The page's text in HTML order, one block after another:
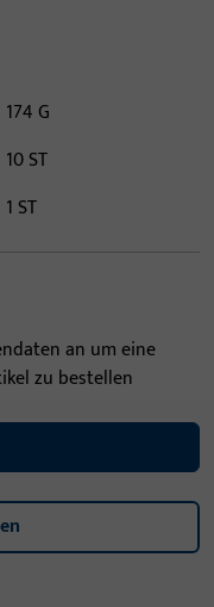
174 G
10 ST
1 ST
an um eine
zu bestellen